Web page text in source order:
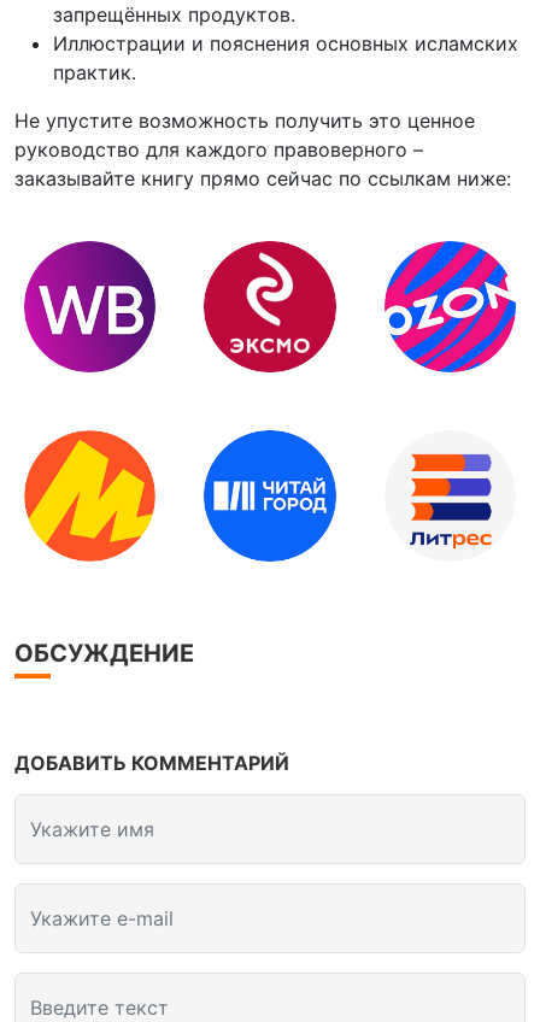
запрещённых продуктов.
Иллюстрации и пояснения основных исламских
практик.
Не упустите возможность получить это ценное
руководство для каждого правоверного –
заказывайте книгу прямо сейчас по ссылкам ниже:
ОБСУЖДЕНИЕ
ДОБАВИТЬ КОММЕНТАРИЙ
Укажите имя
Укажите e-mail
Введите текст